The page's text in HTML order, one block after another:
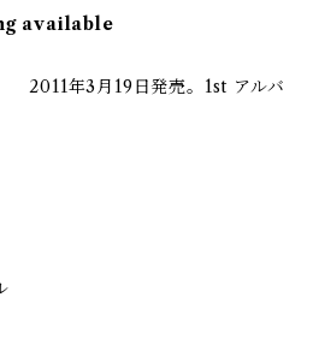
available
3月19日発売。1st アルバ